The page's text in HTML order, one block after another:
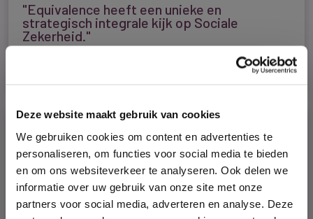
Deze website maakt gebruik van cookies
We gebruiken cookies om content en advertenties te
personaliseren, om functies voor social media te bieden
en om ons websiteverkeer te analyseren. Ook delen we
informatie over uw gebruik van onze site met onze
partners voor social media, adverteren en analyse. Deze
"Equivalence heeft een unieke en
strategisch integrale kijk op Sociale
Zekerheid."